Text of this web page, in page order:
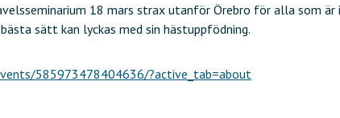
18 mars strax utanför Örebro för alla som är
sätt kan lyckas med sin hästuppfödning.
585973478404636/?active_tab=about